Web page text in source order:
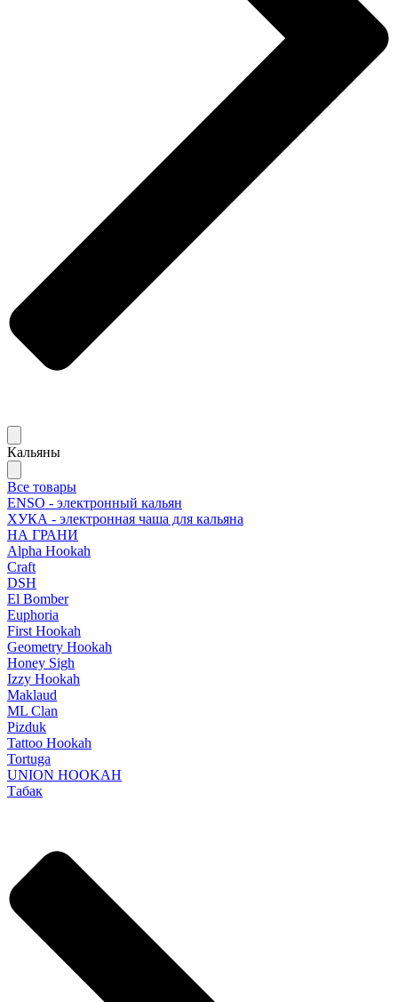
Кальяны
Все товары
ENSO - электронный кальян
ХУКА - электронная чаша для кальяна
НА ГРАНИ
Alpha Hookah
Craft
DSH
El Bomber
Euphoria
First Hookah
Geometry Hookah
Honey Sigh
Izzy Hookah
Maklaud
ML Clan
Pizduk
Tattoo Hookah
Tortuga
UNION HOOKAH
Табак